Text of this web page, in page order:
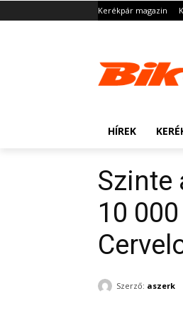
Kerékpár magazin
HÍREK
Szinte
10
Szerző: aszerk